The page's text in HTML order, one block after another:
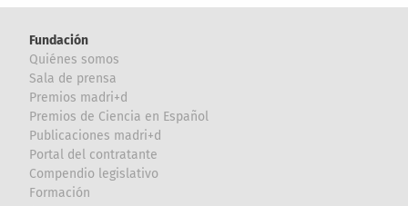
Fundación
Quiénes somos
Sala de prensa
Premios madri+d
Premios de Ciencia en Español
Publicaciones madri+d
Portal del contratante
Compendio legislativo
Formación